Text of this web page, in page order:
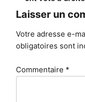
Laisser un
Votre adresse e-
obligatoires sont
Commentaire *